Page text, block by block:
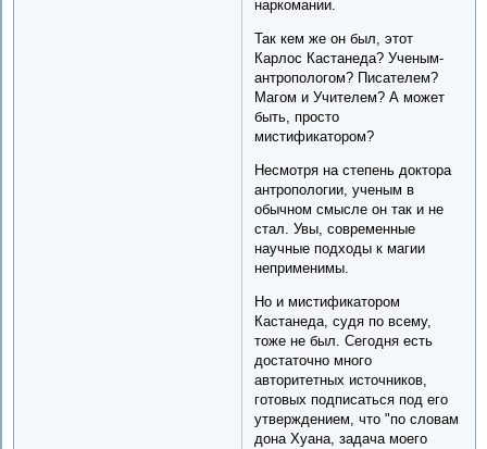
наркомании.
Так кем же он был, этот
Карлос Кастанеда? Ученым-
антропологом? Писателем?
Магом и Учителем? А может
быть, просто
мистификатором?
Несмотря на степень доктора
антропологии, ученым в
обычном смысле он так и не
стал. Увы, современные
научные подходы к магии
неприменимы.
Но и мистификатором
Кастанеда, судя по всему,
тоже не был. Сегодня есть
достаточно много
авторитетных источников,
готовых подписаться под его
утверждением, что "по словам
дона Хуана, задача моего